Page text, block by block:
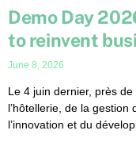
Demo Day
to reinvent
June 8, 2026
Le 4 juin dernier, près
l’hôtellerie, de la gestion
l’innovation et du